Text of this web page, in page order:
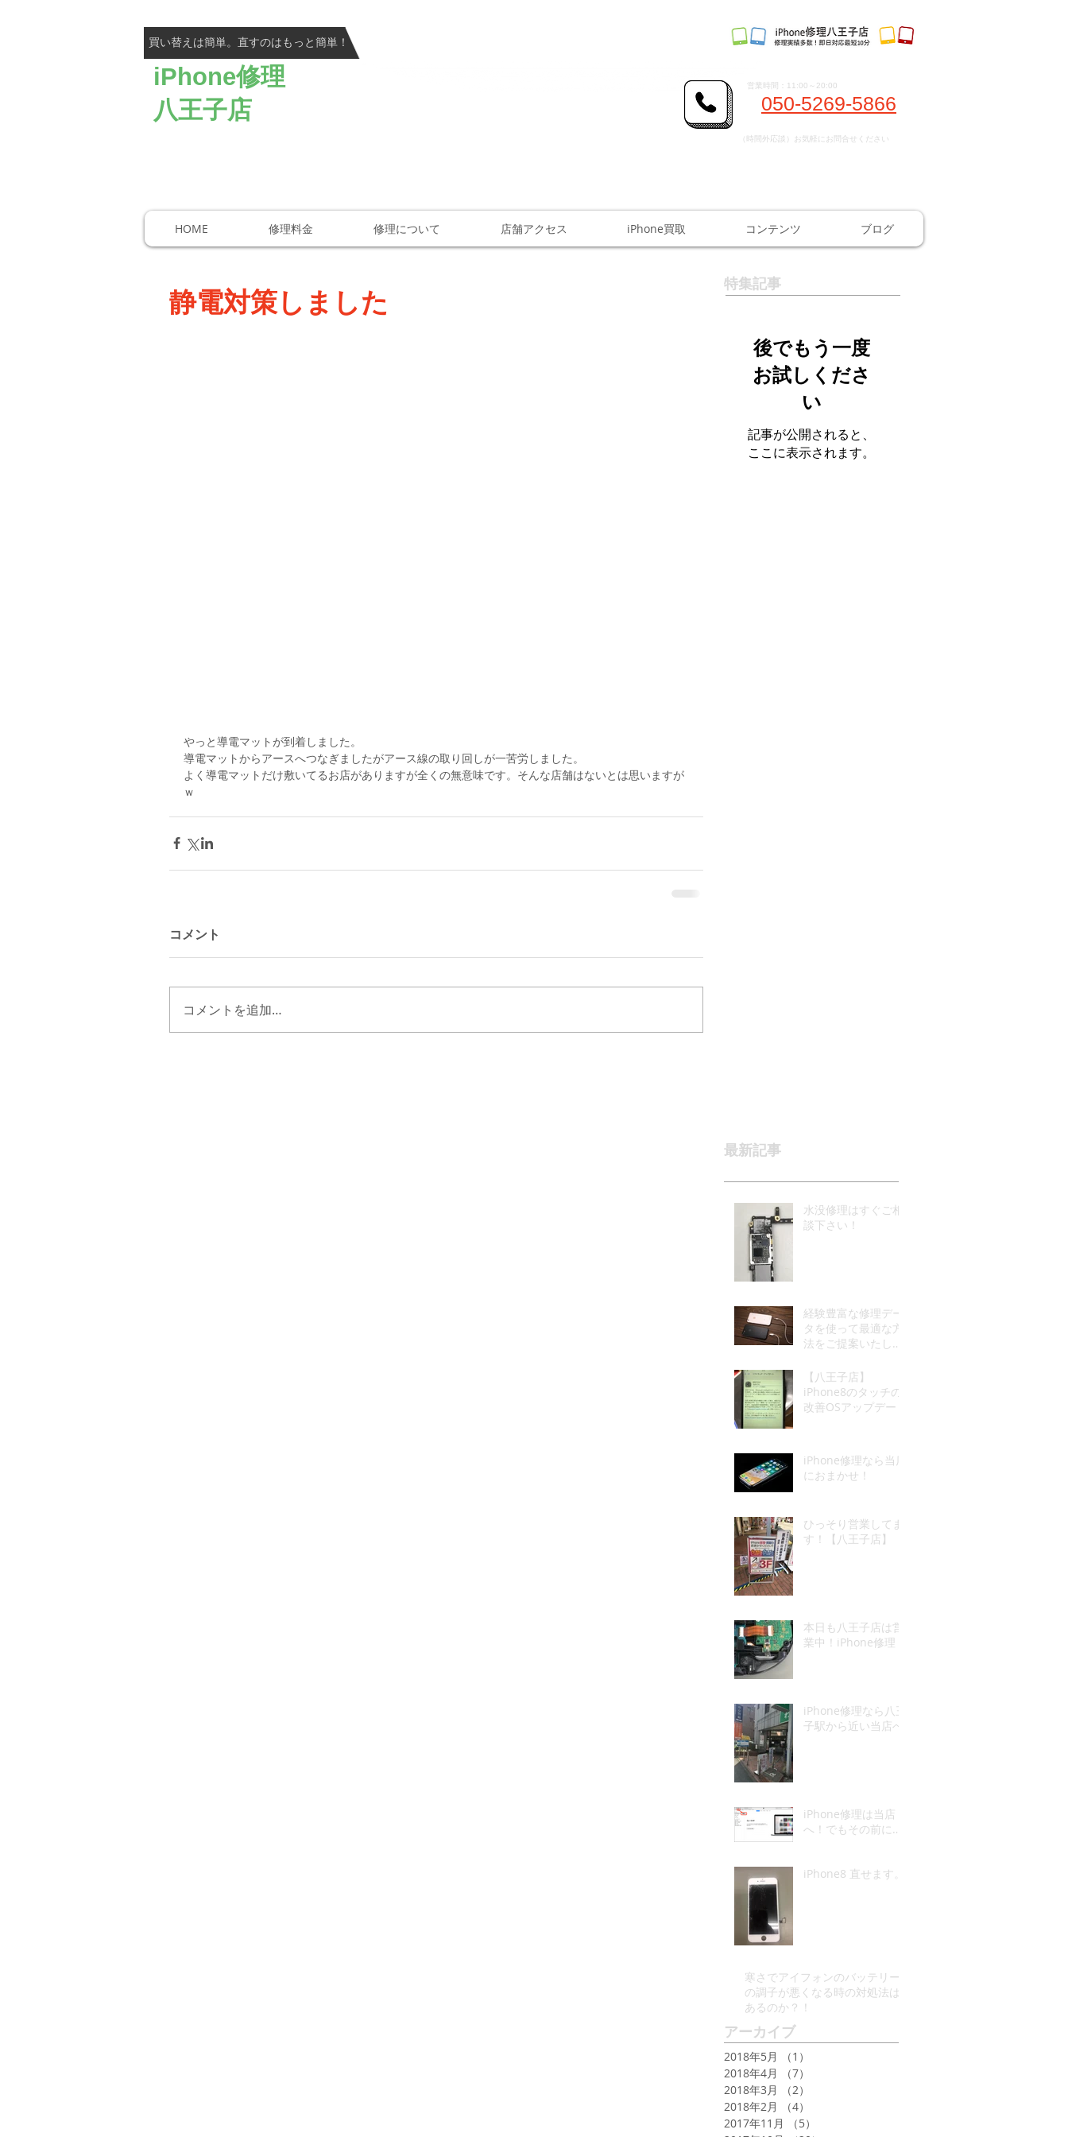
iPhone修理
八王子店
050-5269-5866
営業時間：11:00～20:00
（時間外応談）お気軽にお問合せください
​買い替えは簡単。直すのはもっと簡単！
HOME 修理料金 修理について 店舗アクセス iPhone買取 コンテンツ ブログ
静電対策しました
やっと導電マットが到着しました。
導電マットからアースへつなぎましたがアース線の取り回しが一苦労しました。
よく導電マットだけ敷いてるお店がありますが全くの無意味です。そんな店舗はないとは思いますが
ｗ
コメント
コメントを追加…
特集記事
後でもう一度
お試しくださ
い
記事が公開されると、
ここに表示されます。
最新記事
水没修理はすぐご相
談下さい！
経験豊富な修理デー
タを使って最適な方
法をご提案いたしま
【八王子店】
iPhone8のタッチの
改善OSアップデート
iPhone修理なら当店
におまかせ！
ひっそり営業してま
す！【八王子店】
本日も八王子店は営
業中！iPhone修理
iPhone修理なら八王
子駅から近い当店へ
iPhone修理は当店
へ！でもその前に…
iPhone8 直せます。
寒さでアイフォンのバッテリー
の調子が悪くなる時の対処法は
あるのか？！
アーカイブ
2018年5月 （1）
2018年4月
（7）
2018年3月
（2）
2018年2月
（4）
2017年11月
（5）